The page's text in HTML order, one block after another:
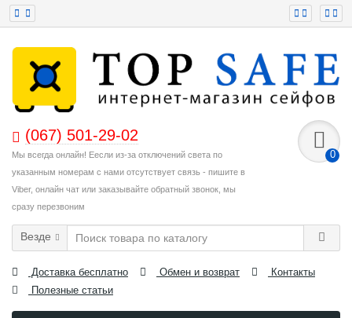
(067) 501-29-02
Мы всегда онлайн! Еесли из-за отключений света по
указанным номерам с нами отсутствует связь - пишите в
Viber, онлайн чат или заказывайте обратный звонок, мы
сразу перезвоним
0
Везде
Доставка бесплатно Обмен и возврат
Контакты
Полезные статьи